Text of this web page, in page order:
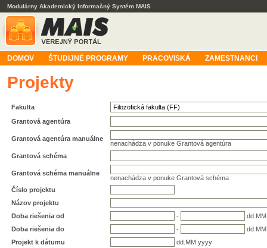
Modulárny Akademický Informačný Systém MAIS
DOMOV ŠTUDIJNÉ PROGRAMY PRACOVISKÁ ZAMESTNANCI
Projekty
Fakulta
Grantová agentúra
Grantová agentúra manuálne
nenachádza v ponuke Grantová agentúra
Grantová schéma
Grantová schéma manuálne
nenachádza v ponuke Grantová schéma
Číslo projektu
Názov projektu
Doba riešenia od
-
Doba riešenia do
-
Projekt k dátumu
dd.MM.yyyy